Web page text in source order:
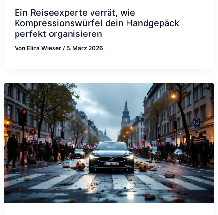
Ein Reiseexperte verrät, wie
Kompressionswürfel dein Handgepäck
perfekt organisieren
Von Elina Wieser / 5. März 2026